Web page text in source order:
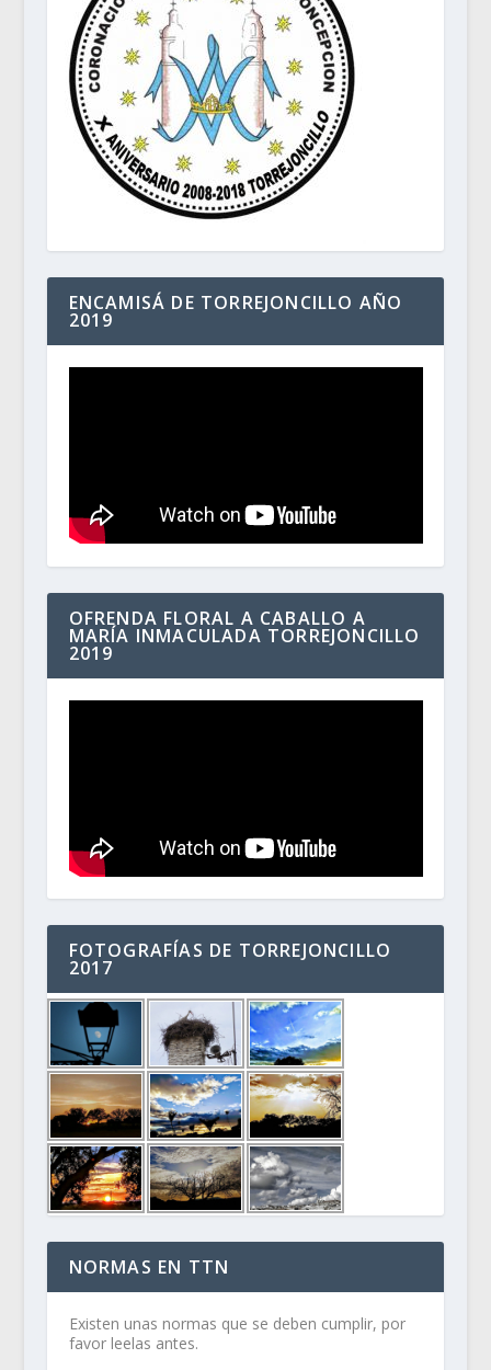
ENCAMISÁ DE TORREJONCILLO AÑO
2019
OFRENDA FLORAL A CABALLO A
MARÍA INMACULADA TORREJONCILLO
2019
FOTOGRAFÍAS DE TORREJONCILLO
2017
NORMAS EN TTN
Existen unas normas que se deben cumplir, por
favor leelas antes.